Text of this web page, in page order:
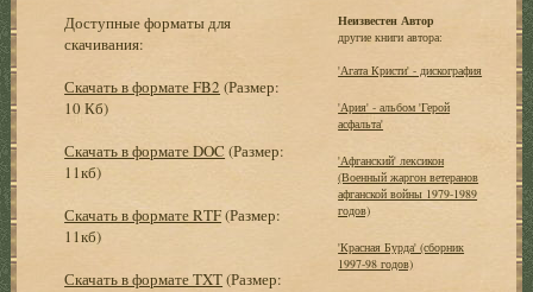
Доступные форматы для
скачивания:
Скачать в формате FB2 (Размер:
10 Кб)
Скачать в формате DOC (Размер:
11кб)
Скачать в формате RTF(Размер:
11кб)
Скачать в формате TXT(Размер:
Неизвестен Автор
другие книги автора:
'Агата Кристи' - дискография
'Ария' - альбом 'Герой
асфальта'
'Афганский' лексикон
(Военный жаргон ветеранов
афганской войны 1979-1989
годов)
'Красная Бурда' (сборник
1997-98 годов)